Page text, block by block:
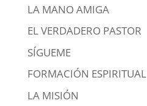
LA MANO AMIGA
EL VERDADERO PASTOR
SÍGUEME
FORMACIÓN ESPIRITUAL
LA MISIÓN